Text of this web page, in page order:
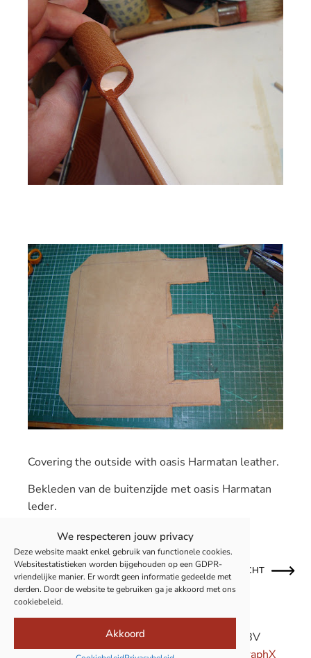
We respecteren jouw privacy
Deze website maakt enkel gebruik van functionele cookies.
Websitestatistieken worden bijgehouden op een GDPR-
vriendelijke manier. Er wordt geen informatie gedeelde met
derden. Door de website te gebruiken ga je akkoord met ons
cookiebeleid.
Akkoord
Covering the outside with oasis Harmatan leather.
Bekleden van de buitenzijde met oasis Harmatan
leder.
OUDER BERICHT NIEUWER BERICHT
© 2011-2026 Boekbinderij Van Camp BV
|Cookies| Site powered by Pure GraphX